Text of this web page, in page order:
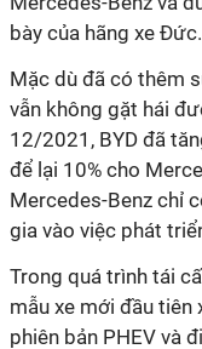
bày của hãng xe Đức.
Mặc dù đã có thêm
vẫn không gặt hái
12/2021, BYD đã
để lại 10% cho
Mercedes-Benz chỉ
gia vào việc phát
Trong quá trình tái
mẫu xe mới đầu tiên
phiên bản PHEV và